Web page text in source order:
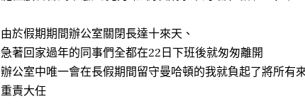
由於假期期間辦公室關閉長達十來天、
急著回家過年的同事們全都在22日下班後就匆匆離開
辦公室中唯一會在長假期間留守曼哈頓的我就負起了將所有
重責大任